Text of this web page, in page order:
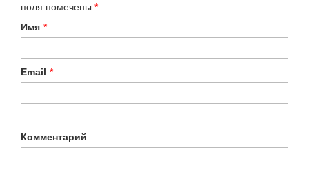
поля помечены *
Имя *
Email *
Комментарий